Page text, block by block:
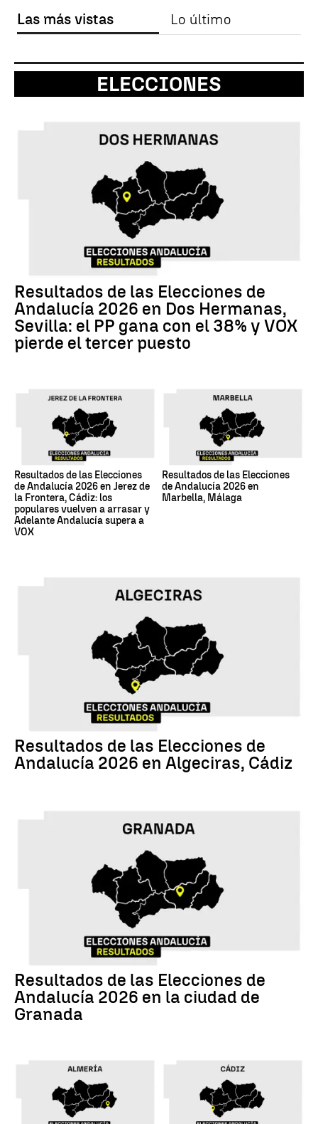
Las más vistas Lo último
ELECCIONES
Resultados de las Elecciones de
Andalucía 2026 en Dos Hermanas,
Sevilla: el PP gana con el 38% y VOX
pierde el tercer puesto
Resultados de las Elecciones
de Andalucía 2026 en Jerez de
la Frontera, Cádiz: los
populares vuelven a arrasar y
Adelante Andalucía supera a
VOX
Resultados de las Elecciones
de Andalucía 2026 en
Marbella, Málaga
Resultados de las Elecciones de
Andalucía 2026 en Algeciras, Cádiz
Resultados de las Elecciones de
Andalucía 2026 en la ciudad de
Granada